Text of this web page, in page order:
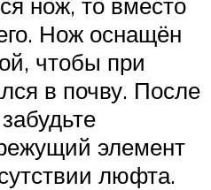
Нож оснащён
чтобы при
в почву. После
элемент
люфта.